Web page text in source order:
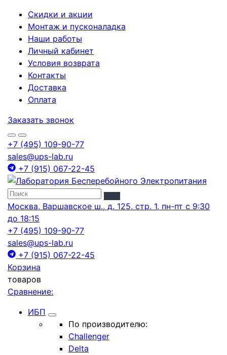
Скидки и акции
Монтаж и пусконаладка
Наши работы
Личный кабинет
Условия возврата
Контакты
Доставка
Оплата
Заказать звонок
+7 (495) 109-90-77
sales@ups-lab.ru
+7 (915) 067-22-45
Москва, Варшавское ш., д. 125, стр. 1, пн-пт с 9:30
до 18:15
+7 (495) 109-90-77
sales@ups-lab.ru
+7 (915) 067-22-45
Корзина
товаров
Сравнение:
ИБП
По производителю:
Challenger
Delta